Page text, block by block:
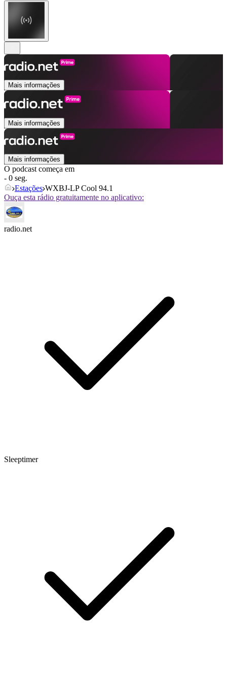
Mais informações
Mais informações
Mais informações
O podcast começa em
- 0 seg.
Estações WXBJ-LP Cool 94.1
Ouça esta rádio gratuitamente no aplicativo:
radio.net
Sleeptimer